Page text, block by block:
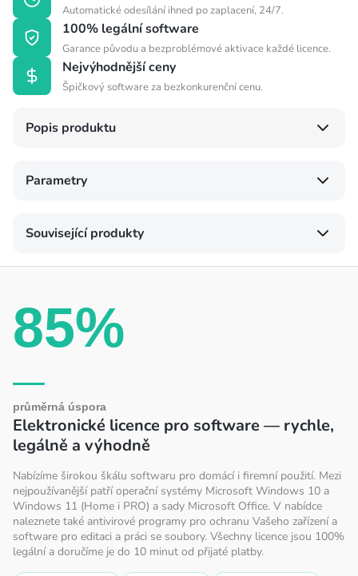
Automatické odesílání ihned po zaplacení, 24/7.
100% legální software
Garance původu a bezproblémové aktivace každé licence.
Nejvýhodnější ceny
Špičkový software za bezkonkurenční cenu.
Popis produktu
Parametry
Související produkty
85%
průměrná úspora
Elektronické licence pro software — rychle,
legálně a výhodně
Nabízíme širokou škálu softwaru pro domácí i firemní použití. Mezi
nejpoužívanější patří operační systémy Microsoft Windows 10 a
Windows 11 (Home i PRO) a sady Microsoft Office. V nabídce
naleznete také antivirové programy pro ochranu Vašeho zařízení a
software pro editaci a práci se soubory. Všechny licence jsou 100%
legální a doručíme je do 10 minut od přijaté platby.